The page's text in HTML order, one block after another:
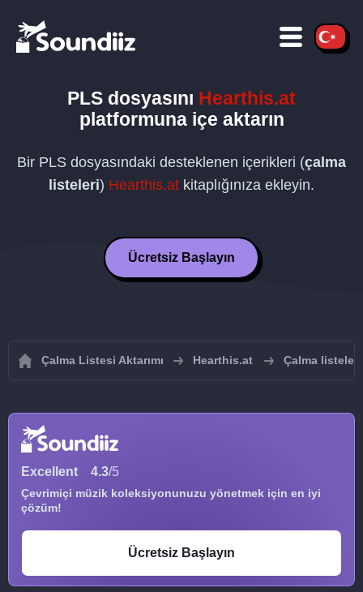
PLS dosyasını Hearthis.at
platformuna içe aktarın
Bir PLS dosyasındaki desteklenen içerikleri (çalma
listeleri) Hearthis.at kitaplığınıza ekleyin.
Ücretsiz Başlayın
Çalma Listesi Aktarımı Hearthis.at Çalma
Excellent 4.3/5
Çevrimiçi müzik koleksiyonunuzu yönetmek için en iyi
çözüm!
Ücretsiz Başlayın